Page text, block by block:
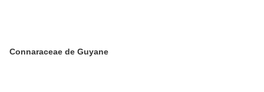
Connaraceae de Guyane